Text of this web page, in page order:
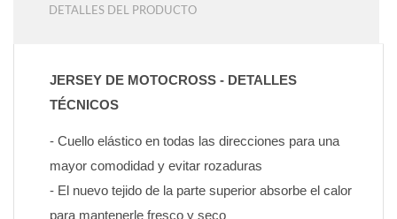
DETALLES DEL PRODUCTO
JERSEY DE MOTOCROSS - DETALLES
TÉCNICOS
- Cuello elástico en todas las direcciones para una
mayor comodidad y evitar rozaduras
- El nuevo tejido de la parte superior absorbe el calor
para mantenerle fresco y seco